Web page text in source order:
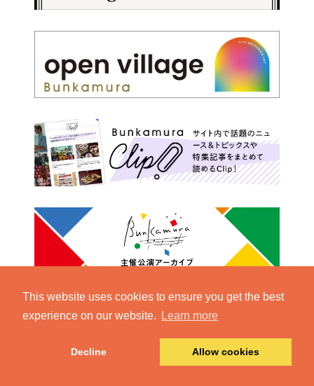
This website uses cookies to ensure you get the best
experience on our website.
Learn more
Decline Allow cookies